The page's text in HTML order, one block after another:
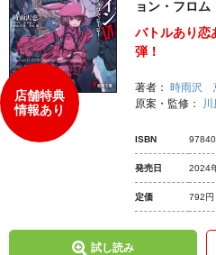
店舗特典
情報あり
ョン・フロ
バトルあり恋
弾！
著者： 時雨沢
原案・監修：
ISBN
発売日 2024
定価 792円
試し読み